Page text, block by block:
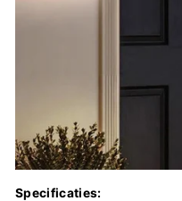
Specificaties: